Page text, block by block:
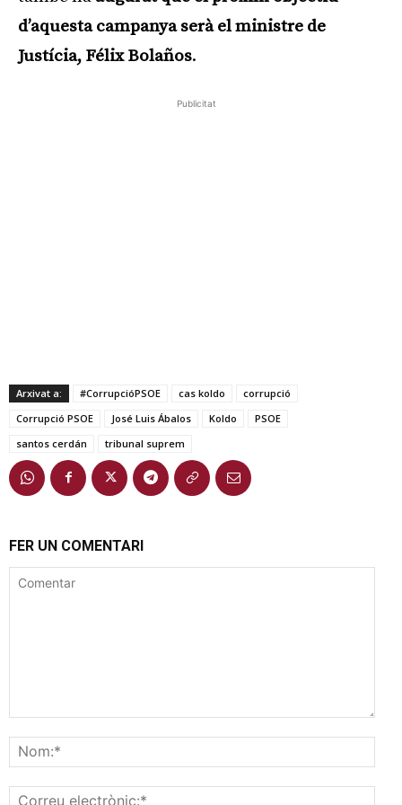
d’aquesta campanya serà el ministre de
Justícia, Félix Bolaños.
Publicitat
Arxivat a: #CorrupcióPSOE cas koldo
corrupció
Corrupció PSOE
José Luis Ábalos Koldo
PSOE
santos cerdán
tribunal suprem
FER UN COMENTARI